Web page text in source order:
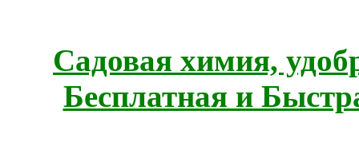
Садовая химия,
Бесплатная и